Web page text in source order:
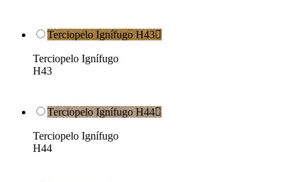
Terciopelo Ignífugo H43
Terciopelo Ignífugo
H43
Terciopelo Ignífugo H44
Terciopelo Ignífugo
H44